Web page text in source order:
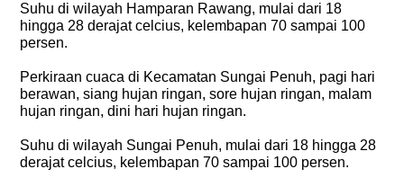
Suhu di wilayah Hamparan Rawang, mulai dari 18
hingga 28 derajat celcius, kelembapan 70 sampai 100
persen.
Perkiraan cuaca di Kecamatan Sungai Penuh, pagi hari
berawan, siang hujan ringan, sore hujan ringan, malam
hujan ringan, dini hari hujan ringan.
Suhu di wilayah Sungai Penuh, mulai dari 18 hingga 28
derajat celcius, kelembapan 70 sampai 100 persen.